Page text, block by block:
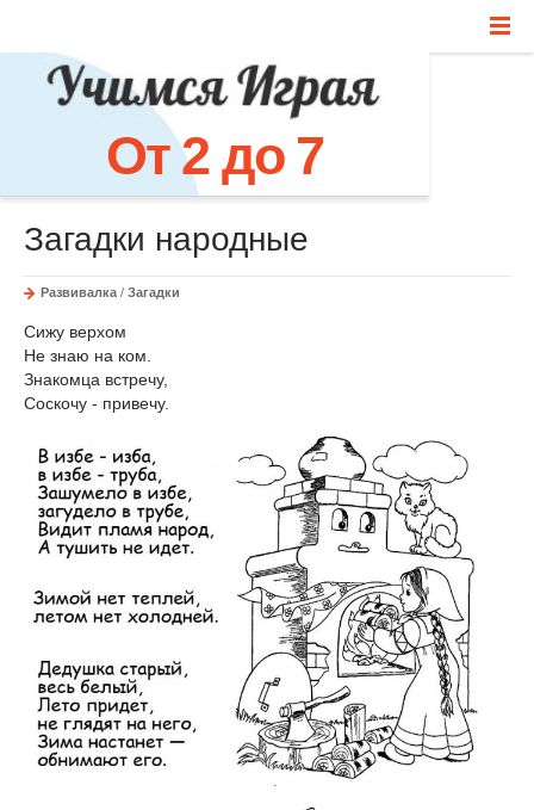
От 2 до 7
Загадки народные
Развивалка / Загадки
Сижу верхом
Не знаю на ком.
Знакомца встречу,
Соскочу - привечу.